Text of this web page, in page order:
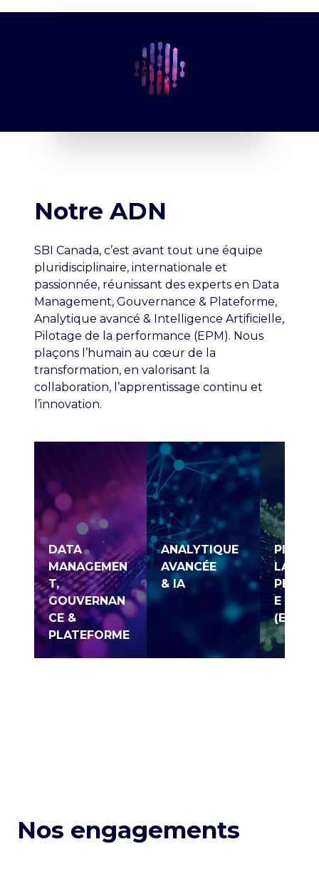
Notre ADN
SBI Canada, c’est avant tout une équipe
pluridisciplinaire, internationale et
passionnée, réunissant des experts en Data
Management, Gouvernance & Plateforme,
Analytique avancé & Intelligence Artificielle,
Pilotage de la performance (EPM). Nous
plaçons l’humain au cœur de la
transformation, en valorisant la
collaboration, l’apprentissage continu et
l’innovation.
DATA
MANAGEMEN
T,
GOUVERNAN
CE &
PLATEFORME
ANALYTIQUE
AVANCÉE
& IA
LA
E
(EPM)
Nos engagements